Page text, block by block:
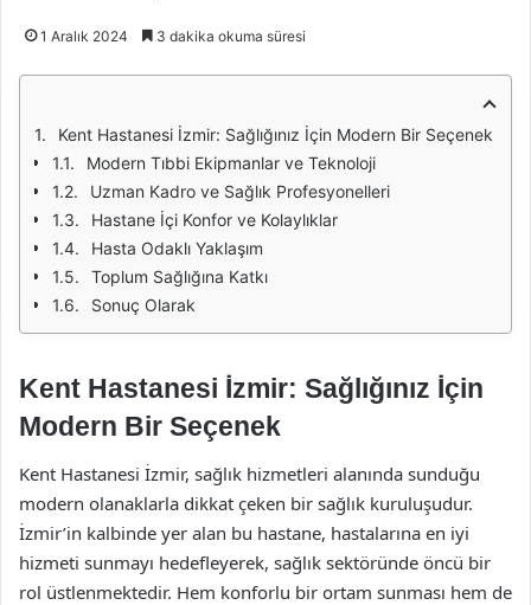
1 Aralık 2024 3 dakika okuma süresi
Kent Hastanesi İzmir: Sağlığınız İçin Modern Bir Seçenek
Modern Tıbbi Ekipmanlar ve Teknoloji
Uzman Kadro ve Sağlık Profesyonelleri
Hastane İçi Konfor ve Kolaylıklar
Hasta Odaklı Yaklaşım
Toplum Sağlığına Katkı
Sonuç Olarak
Kent Hastanesi İzmir: Sağlığınız İçin
Modern Bir Seçenek
Kent Hastanesi İzmir, sağlık hizmetleri alanında sunduğu
modern olanaklarla dikkat çeken bir sağlık kuruluşudur.
İzmir’in kalbinde yer alan bu hastane, hastalarına en iyi
hizmeti sunmayı hedefleyerek, sağlık sektöründe öncü bir
rol üstlenmektedir. Hem konforlu bir ortam sunması hem de